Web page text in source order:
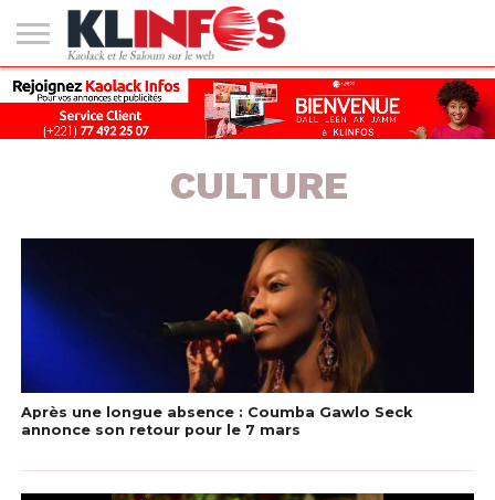
#2
(PAS
DE
TITRE)
KAOLACK
POLITIQUE
ECONOMIE
SOCIÉTÉ
CULTURE
PEOPLE
SPORT
SANTÉ
AFRIQUE
INTERNATIONAL
EMPLOI &
FORMATION
CULTURE
Après une longue absence : Coumba Gawlo Seck
annonce son retour pour le 7 mars